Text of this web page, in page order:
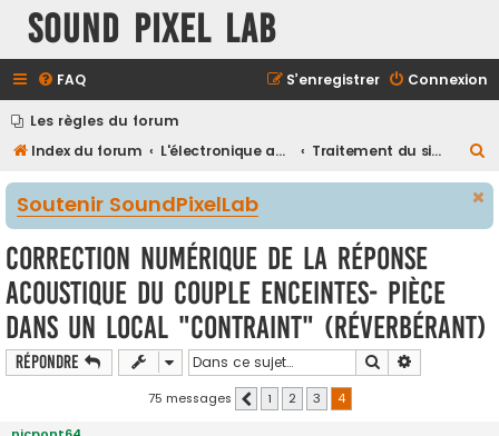
Sound Pixel Lab
FAQ Connexion
S’enregistrer
Les règles du forum
Index du forum
L'électronique audio et vidéo Traitement du signal & DSP
e
Soutenir SoundPixelLab
correction numérique de la réponse
acoustique du couple enceintes- pièce
dans un local "contraint" (réverbérant)
Répondre Rechercher
75 messages Précédente
1 2 3
4